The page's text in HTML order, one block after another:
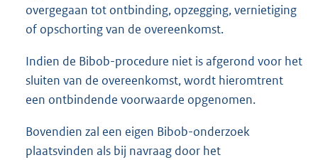
overgegaan tot ontbinding, opzegging, vernietiging
of opschorting van de overeenkomst.
Indien de Bibob-procedure niet is afgerond voor het
sluiten van de overeenkomst, wordt hieromtrent
een ontbindende voorwaarde opgenomen.
Bovendien zal een eigen Bibob-onderzoek
plaatsvinden als bij navraag door het